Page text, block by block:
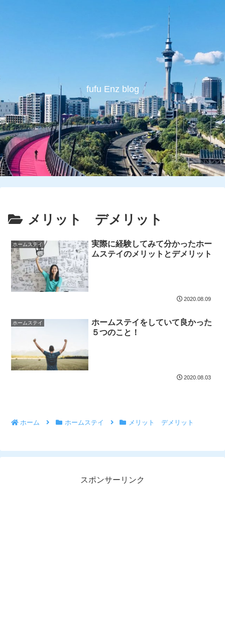
fufu Enz blog
メリット デメリット
ホームステイ
実際に経験してみて分かったホー
ムステイのメリットとデメリット
2020.08.09
ホームステイ
ホームステイをしていて良かった
５つのこと！
2020.08.03
ホーム ホームステイ メリット デメリット
スポンサーリンク